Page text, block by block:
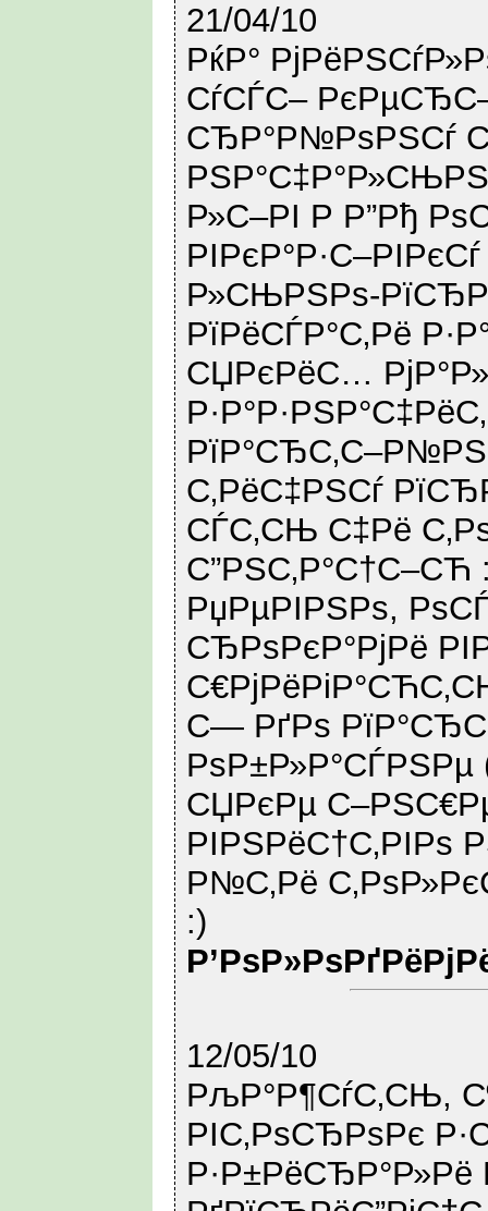
21/04/10
РќР°
СѓСЃС–
СЂР°Р№РѕРЅСѓ
Р»С–РІ Р Р”Рђ
Р»СЊРЅРѕ-
РїРёСЃР°С‚Рё
СЏРєРёС…
С‚РёС‡РЅСѓ
СЃС‚СЊ С‡Рё
С”РЅС‚Р°С†С–СЋ
РџРµРІРЅРѕ,
СЂРѕРєР°РјРё
С— РґРѕ
РѕР±Р»Р°СЃРЅРµ
СЏРєРµ
РІРЅРёС†С‚РІРѕ
Р№С‚Рё
:)
12/05/10
РљР°Р¶СѓС‚СЊ,
РІС‚РѕСЂРѕРє
Р·Р±РёСЂР°Р»Рё